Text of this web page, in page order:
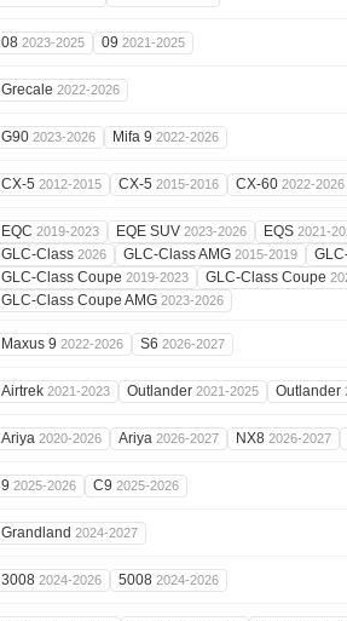
08 2023-2025 09 2021-2025
Grecale 2022-2026
G90 2023-2026 Mifa 9 2022-2026
CX-5 2012-2015 CX-5 2015-2016 CX-60 2022-2026
EQC 2019-2023 EQE SUV 2023-2026 EQS 2021-
GLC-Class 2026 GLC-Class AMG 2015-2019
GLC-Class Coupe 2019-2023 GLC-Class Coupe
GLC-Class Coupe AMG 2023-2026
Maxus 9 2022-2026 S6 2026-2027
Airtrek 2021-2023 Outlander 2021-2025 Outlander
Ariya 2020-2026 Ariya 2026-2027 NX8 2026-2027
9 2025-2026 C9 2025-2026
Grandland 2024-2027
3008 2024-2026 5008 2024-2026